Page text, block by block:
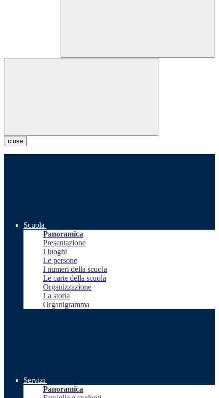
close
Scuola
Panoramica
Presentazione
I luoghi
Le persone
I numeri della scuola
Le carte della scuola
Organizzazione
La storia
Organigramma
Servizi
Panoramica